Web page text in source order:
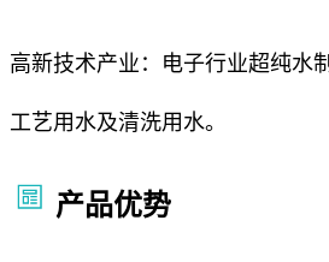
高新技术产业：电子行业超纯水
工艺用水及清洗用水。
产品优势